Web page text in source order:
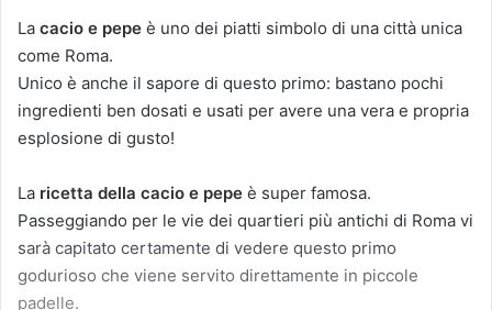
La cacio e pepe è uno dei piatti simbolo di una città unica
come Roma.
Unico è anche il sapore di questo primo: bastano pochi
ingredienti ben dosati e usati per avere una vera e propria
esplosione di gusto!
La ricetta della cacio e pepe è super famosa.
Passeggiando per le vie dei quartieri più antichi di Roma vi
sarà capitato certamente di vedere questo primo
godurioso che viene servito direttamente in piccole
padelle.